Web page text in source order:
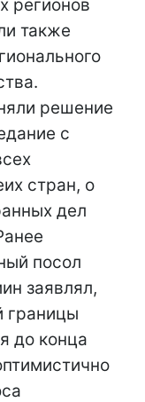
регионов
также
решение
с
стран, о
дел
посол
заявлял,
границы
до конца